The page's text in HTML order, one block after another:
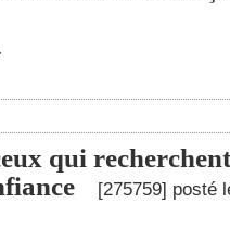
qui
[275759] posté